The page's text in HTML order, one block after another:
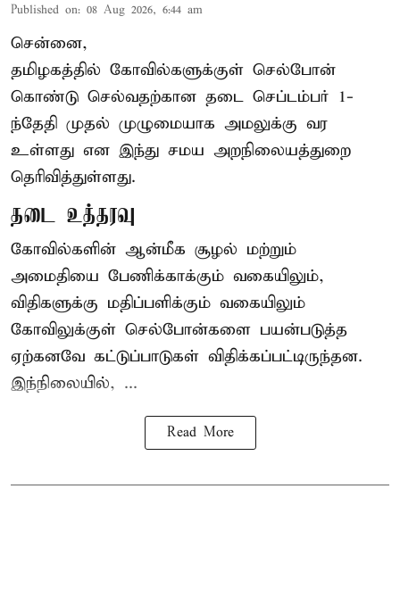
Published on: 08 Aug 2026, 6:44 am
சென்னை,
தமிழகத்தில் கோவில்களுக்குள் செல்போன்
கொண்டு செல்வதற்கான தடை செப்டம்பர் 1-
ந்தேதி முதல் முழுமையாக அமலுக்கு வர
உள்ளது என இந்து சமய அறநிலையத்துறை
தெரிவித்துள்ளது.
தடை உத்தரவு
கோவில்களின் ஆன்மீக சூழல் மற்றும்
அமைதியை பேணிக்காக்கும் வகையிலும்,
விதிகளுக்கு மதிப்பளிக்கும் வகையிலும்
கோவிலுக்குள் செல்போன்களை பயன்படுத்த
ஏற்கனவே கட்டுப்பாடுகள் விதிக்கப்பட்டிருந்தன.
இந்நிலையில், ...
Read More